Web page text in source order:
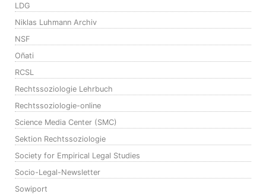
LDG
Niklas Luhmann Archiv
NSF
Oñati
RCSL
Rechtssoziologie Lehrbuch
Rechtssoziologie-online
Science Media Center (SMC)
Sektion Rechtssoziologie
Society for Empirical Legal Studies
Socio-Legal-Newsletter
Sowiport